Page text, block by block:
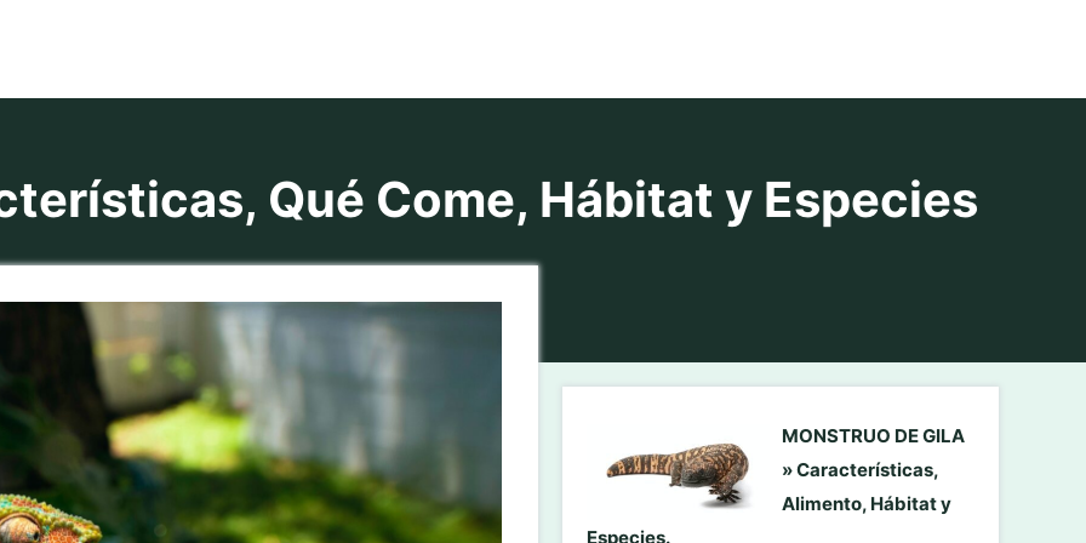
Qué Come, Hábitat y Especies
MONSTRUO DE GILA
» Características,
Alimento, Hábitat y
Especies.